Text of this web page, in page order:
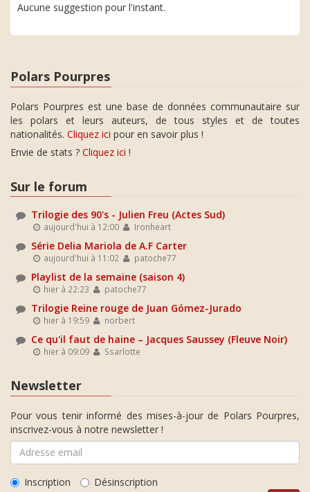
Aucune suggestion pour l'instant.
Polars Pourpres
Polars Pourpres est une base de données communautaire sur
les polars et leurs auteurs, de tous styles et de toutes
nationalités. Cliquez ici pour en savoir plus !
Envie de stats ? Cliquez ici !
Sur le forum
Trilogie des 90's - Julien Freu (Actes Sud)
aujourd'hui à 12:00 Ironheart
Série Delia Mariola de A.F Carter
aujourd'hui à 11:02 patoche77
Playlist de la semaine (saison 4)
hier à 22:23 patoche77
Trilogie Reine rouge de Juan Gómez-Jurado
hier à 19:59 norbert
Ce qu'il faut de haine – Jacques Saussey (Fleuve Noir)
hier à 09:09 Ssarlotte
Newsletter
Pour vous tenir informé des mises-à-jour de Polars Pourpres,
inscrivez-vous à notre newsletter !
Inscription Désinscription